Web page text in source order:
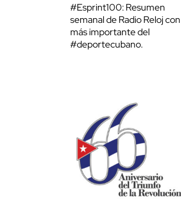
#Esprint100: Resumen
semanal de Radio Reloj
más importante del
#deportecubano.